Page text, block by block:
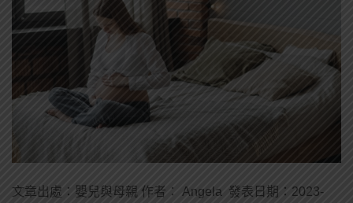
文章出處：嬰兒與母親 作者： Angela 發表日期：2023-